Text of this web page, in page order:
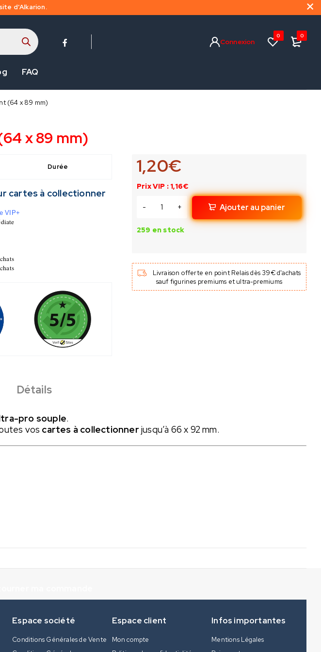
d'Alkarion.
Connexion
0 0
FAQ
(64 x 89 mm)
x 89 mm)
Durée
cartes à collectionner
VIP+
1,20€
Prix VIP : 1,16€
Ajouter au panier
259 en stock
Livraison offerte en point Relais dès 39€ d'achats
sauf figurines premiums et ultra-premiums
Détails
pro souple.
vos cartes à collectionner jusqu’à 66 x 92 mm.
Espace société
Conditions Générales de Vente
Espace client
Mon compte
Infos importantes
Mentions Légales